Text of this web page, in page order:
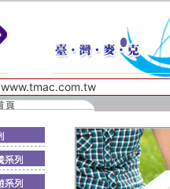
www.tmac.com.tw